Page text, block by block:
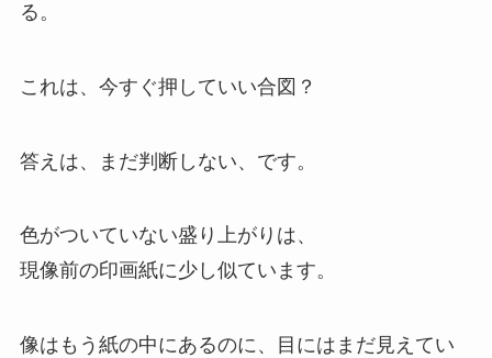
る。
これは、今すぐ押していい合図？
答えは、まだ判断しない、です。
色がついていない盛り上がりは、
現像前の印画紙に少し似ています。
像はもう紙の中にあるのに、目にはまだ見えてい